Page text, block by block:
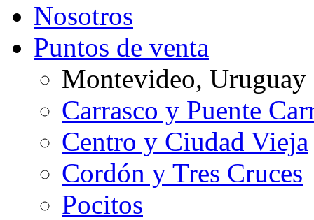
Nosotros
Puntos de venta
Montevideo, Uruguay
Carrasco y Puente
Centro y Ciudad Vieja
Cordón y Tres Cruces
Pocitos